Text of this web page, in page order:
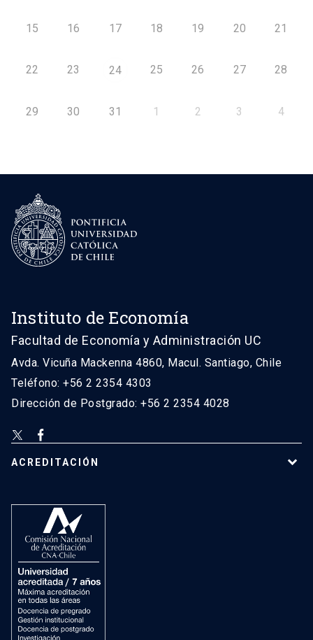
15 16 17 18 19 20 21
22 23 24 25 26 27 28
29 30 31 1 2 3 4
Instituto de Economía
Facultad de Economía y Administración UC
Avda. Vicuña Mackenna 4860, Macul. Santiago, Chile
Teléfono: +56 2 2354 4303
Dirección de Postgrado: +56 2 2354 4028
ACREDITACIÓN